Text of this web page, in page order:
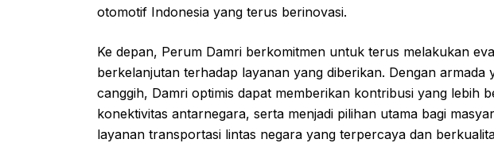
otomotif Indonesia yang terus berinovasi.
Ke depan, Perum Damri berkomitmen untuk terus melakukan
berkelanjutan terhadap layanan yang diberikan. Dengan armada
canggih, Damri optimis dapat memberikan kontribusi yang lebih
konektivitas antarnegara, serta menjadi pilihan utama bagi
layanan transportasi lintas negara yang terpercaya dan